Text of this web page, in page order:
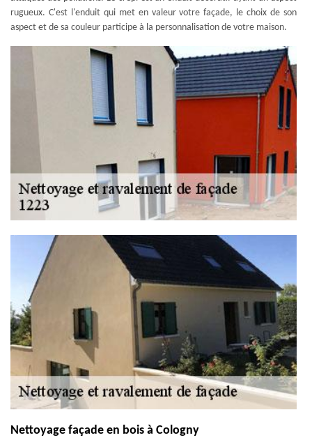
rugueux. C'est l'enduit qui met en valeur votre façade, le choix de son
aspect et de sa couleur participe à la personnalisation de votre maison.
Nettoyage façade en bois à Cologny